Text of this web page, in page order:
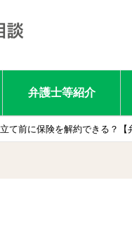
弁護士等紹介
て前に保険を解約できる？【